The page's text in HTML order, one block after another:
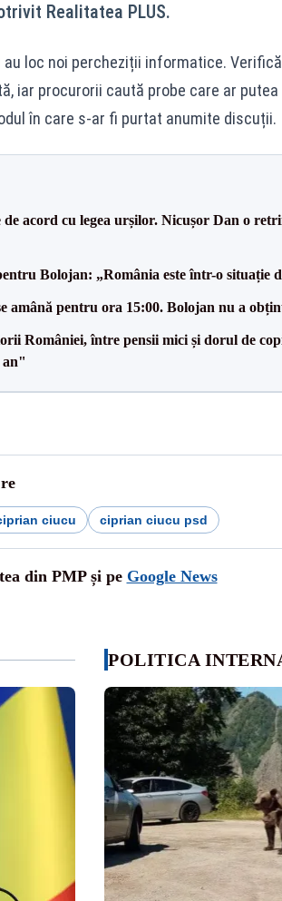
Realitatea PLUS.
au loc noi percheziții informatice.
iar procurorii caută probe care ar
în care s-ar fi purtat anumite discuții.
de acord cu legea urșilor. Nicușor Dan o
Bolojan: „România este într-o situație
amână pentru ora 15:00. Bolojan nu a
României, între pensii mici și dorul de
an"
ciucu ciprian ciucu psd
din PMP și pe Google News
POLITICA